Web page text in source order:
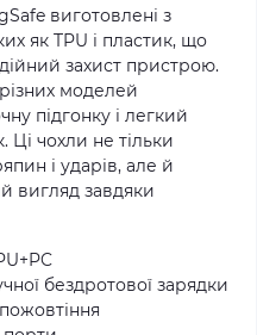
виготовлені з
як TPU і пластик, що
захист пристрою.
моделей
підгонку і легкий
Ці чохли не тільки
і ударів, але й
вигляд завдяки
бездротової зарядки